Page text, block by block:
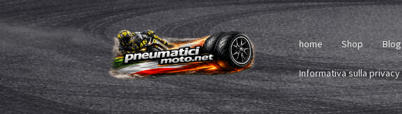
Vai
alla
navigazione
Vai
al
contenuto
home Shop Blog
Informativa sulla privacy